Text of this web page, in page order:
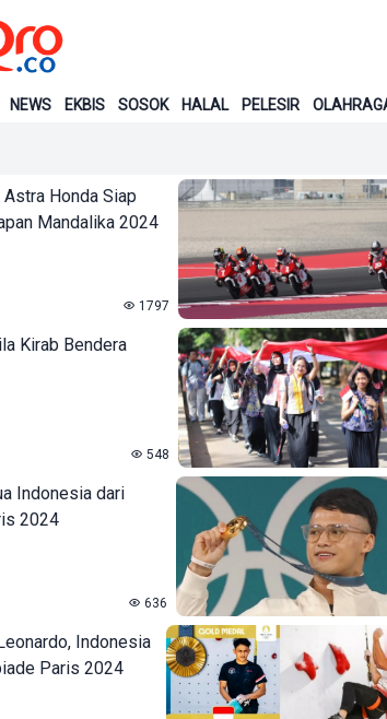
NEWS EKBIS SOSOK HALAL PELESIR
Honda Siap
Mandalika 2024
1797
Kirab Bendera
548
Indonesia dari
2024
636
Indonesia
Paris 2024